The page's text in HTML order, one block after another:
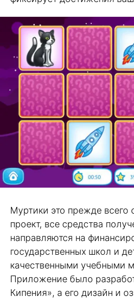
Муртики это прежде всего
проект, все средства
направляются на
государственных школ и
качественными учебными
Приложение было
Кипения», а его дизайн и